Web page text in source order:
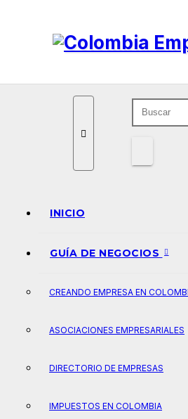
INICIO
GUÍA DE NEGOCIOS
CREANDO EMPRESA EN
ASOCIACIONES EMPRESARIALES
DIRECTORIO DE EMPRESAS
IMPUESTOS EN COLOMBIA